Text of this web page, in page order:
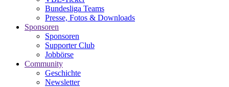
Bundesliga Teams
Presse, Fotos & Downloads
Sponsoren
Sponsoren
Supporter Club
Jobbörse
Community
Geschichte
Newsletter